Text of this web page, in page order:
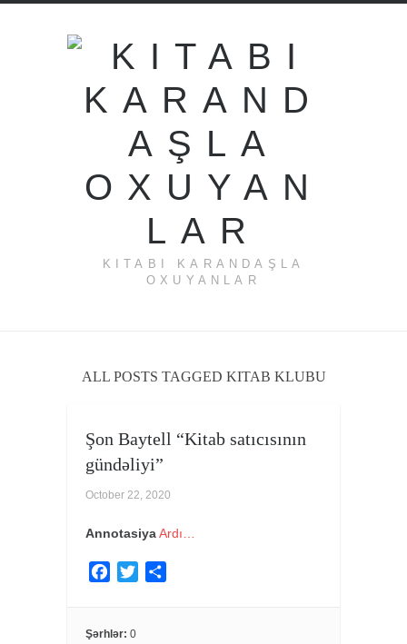
KITABI KARANDAŞLA
OXUYANLAR
ALL POSTS TAGGED KITAB KLUBU
Şon Baytell “Kitab satıcısının
gündəliyi”
October 22, 2020
AnnotasiyaArdı…
e
Şərhlər: 0